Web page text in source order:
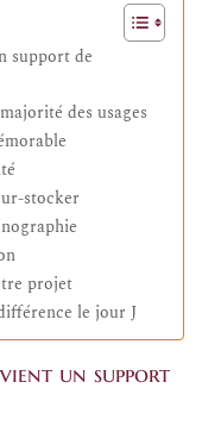
support de
des usages
stocker
projet
le jour J
un support